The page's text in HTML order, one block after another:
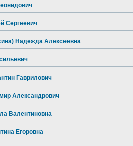
Сергеевич
Надежда Алексеевна
Гаврилович
Александрович
Валентиновна
Егоровна